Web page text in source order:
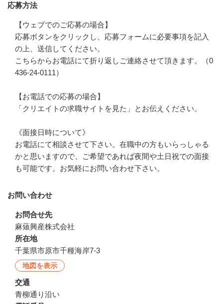
応募方法
【ウェブでのご応募の場合】
応募ボタンをクリックし、応募フォームに必要事項を記入
の上、送信してください。
こちらからお電話にて折り返しご連絡させて頂きます。（0
436-24-0111）
【お電話での応募の場合】
「クリエイトの求職サイトを見た」とお伝えください。
《面接日時について》
お電話にて相談させて下さい。在職中の方もいらっしゃる
かと思いますので、ご希望であれば夜間や土日祝での面接
も可能です。お気軽にお問い合わせ下さい。
お問い合わせ
お問合せ先
麻薙興産株式会社
所在地
千葉県市原市千種海岸7-3
地図を表示
交通
青柳通り沿い